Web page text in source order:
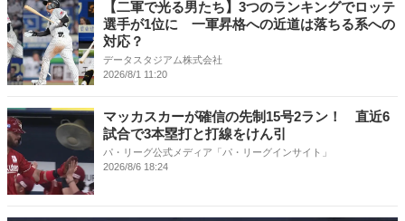
【二軍で光る男たち】3つのランキングでロッテ
選手が1位に 一軍昇格への近道は落ちる系への
対応？
データスタジアム株式会社
2026/8/1 11:20
マッカスカーが確信の先制15号2ラン！ 直近6
試合で3本塁打と打線をけん引
パ・リーグ公式メディア「パ・リーグインサイト」
2026/8/6 18:24